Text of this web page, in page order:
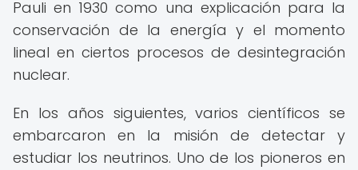
Pauli en 1930 como una explicación para la
conservación de la energía y el momento
lineal en ciertos procesos de desintegración
nuclear.
En los años siguientes, varios científicos se
embarcaron en la misión de detectar y
estudiar los neutrinos. Uno de los pioneros en